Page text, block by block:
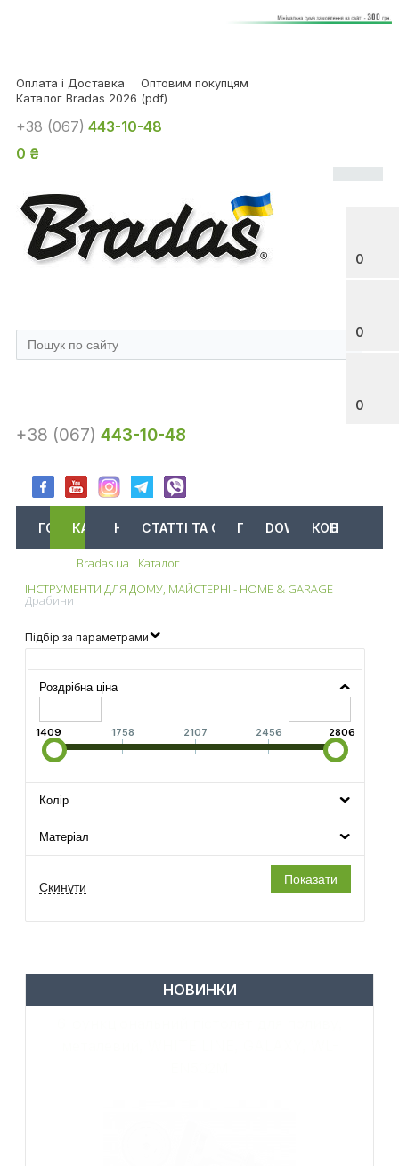
Оплата і Доставка
Оптовим покупцям
Каталог Bradas 2026 (pdf)
0
0
0
+38 (067) 443-10-48
0 ₴
+38 (067) 443-10-48
ГОЛОВНАКАТАЛОГАКЦІЇ
НОВИНИСТАТТІ ТА ОГЛЯДИПРО НАСDOWNLOADКОНТАКТИ
Bradas.ua
Каталог
ІНСТРУМЕНТИ ДЛЯ ДОМУ, МАЙСТЕРНІ - HOME & GARAGE
Драбини
Підбір за параметрами
Роздрібна ціна
1409 1758 2107 2456 2806
Колір
Матеріал
НОВИНКИ